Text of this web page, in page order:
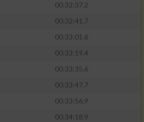
00:32:37.2
00:32:41.7
00:33:01.6
00:33:19.4
00:33:35.6
00:33:47.7
00:33:56.9
00:34:18.9